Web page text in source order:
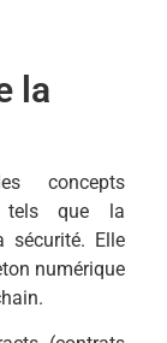
la
concepts
tels que la
sécurité. Elle
numérique